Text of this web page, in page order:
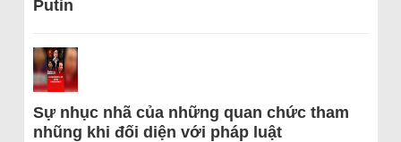
Putin
Sự nhục nhã của những quan chức tham
nhũng khi đối diện với pháp luật